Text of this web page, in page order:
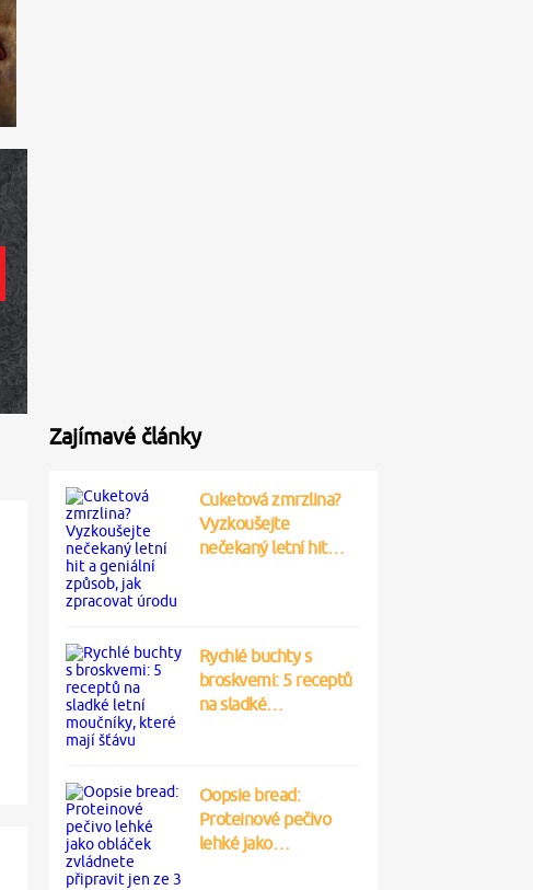
Zajímavé články
Cuketová zmrzlina?
Vyzkoušejte
nečekaný letní hit…
Rychlé buchty s
broskvemi: 5 receptů
na sladké…
Oopsie bread:
Proteinové pečivo
lehké jako…